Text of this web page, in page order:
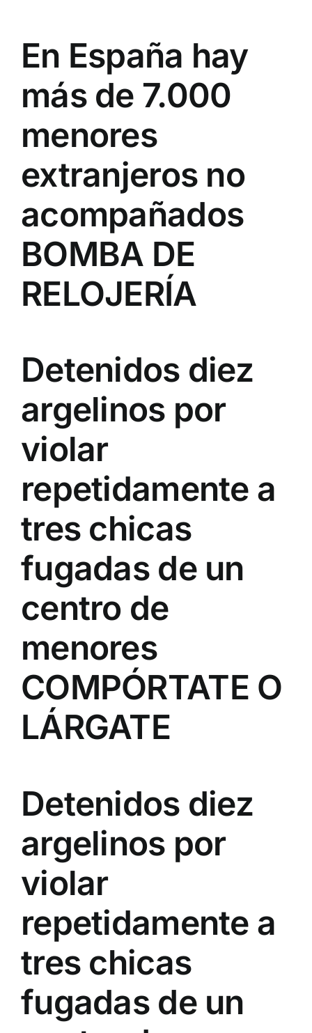
En España hay
más de 7.000
menores
extranjeros no
acompañados
BOMBA DE
RELOJERÍA
Detenidos diez
argelinos por
violar
repetidamente a
tres chicas
fugadas de un
centro de
menores
COMPÓRTATE O
LÁRGATE
Detenidos diez
argelinos por
violar
repetidamente a
tres chicas
fugadas de un